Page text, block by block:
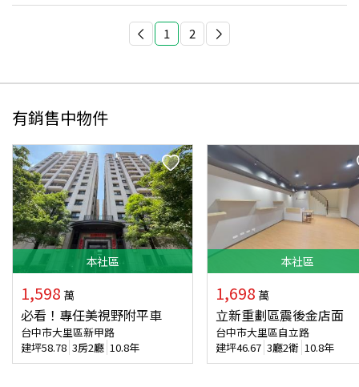
1 2
有銷售中物件
本社區
1,598 萬
必看！專任美視野附平車
台中市大里區新甲路
建坪58.78 3房2廳 10.8年
本社區
1,698 萬
立新重劃區震後金店面
台中市大里區自立路
建坪46.67 3廳2衛 10.8年